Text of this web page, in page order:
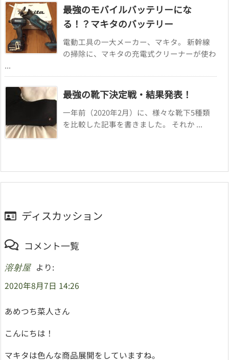
最強のモバイルバッテリーにな
る！？マキタのバッテリー
電動工具の一大メーカー、マキタ。 新幹線
の掃除に、マキタの充電式クリーナーが使わ
...
最強の靴下決定戦・結果発表！
一年前（2020年2月）に、様々な靴下5種類
を比較した記事を書きました。 それか ...
ディスカッション
コメント一覧
溶射屋
より:
2020年8月7日 14:26
あめつち菜人さん
こんにちは！
マキタは色んな商品展開をしていますね。